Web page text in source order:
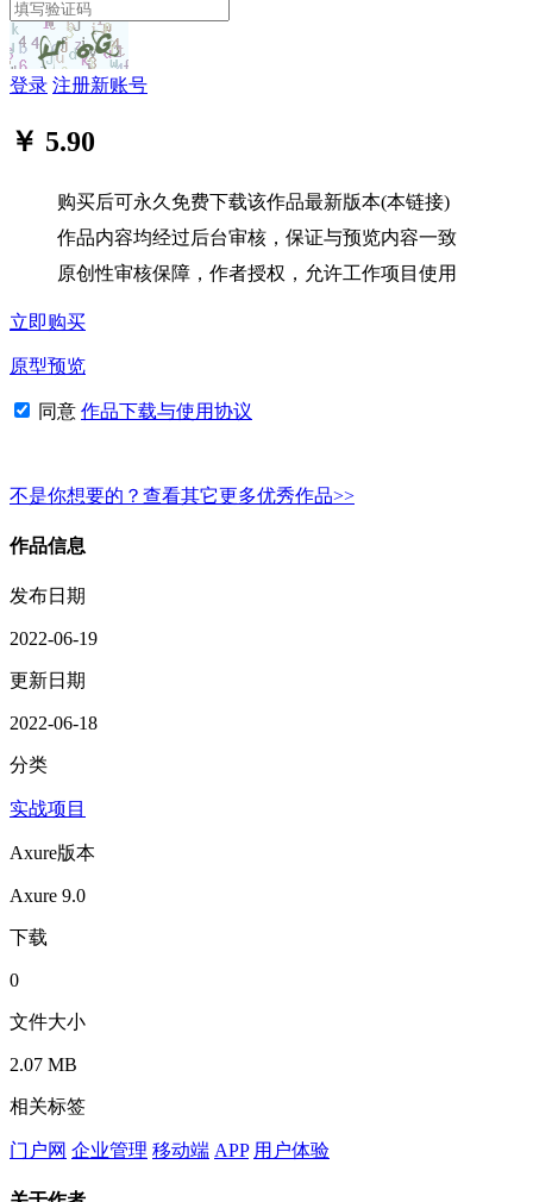
登录 注册新账号
￥ 5.90
购买后可永久免费下载该作品最新版本(本链接)
作品内容均经过后台审核，保证与预览内容一致
原创性审核保障，作者授权，允许工作项目使用
立即购买
原型预览
同意 作品下载与使用协议
不是你想要的？查看其它更多优秀作品>>
作品信息
发布日期
2022-06-19
更新日期
2022-06-18
分类
实战项目
Axure版本
Axure 9.0
下载
0
文件大小
2.07 MB
相关标签
门户网 企业管理 移动端 APP 用户体验